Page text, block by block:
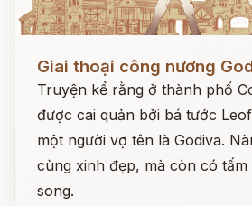
Giai thoại công nương
Truyện kể rằng ở thành phố
được cai quản bởi bá tước
một người vợ tên là Godiva.
cùng xinh đẹp, mà còn có
song.